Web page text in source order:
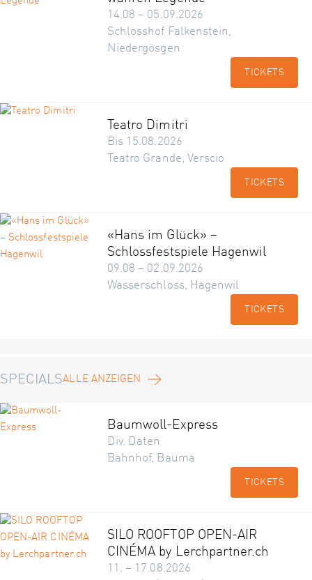
14.08 – 05.09.2026
Schlosshof Falkenstein,
Niedergösgen
TICKETS
Teatro Dimitri
Bis 15.08.2026
Teatro Grande, Verscio
TICKETS
«Hans im Glück» –
Schlossfestspiele Hagenwil
09.08 – 02.09.2026
Wasserschloss, Hagenwil
TICKETS
SPECIALSALLE ANZEIGEN
Baumwoll-Express
Div. Daten
Bahnhof, Bauma
TICKETS
SILO ROOFTOP OPEN-AIR
CINÉMA by Lerchpartner.ch
11. – 17.08.2026